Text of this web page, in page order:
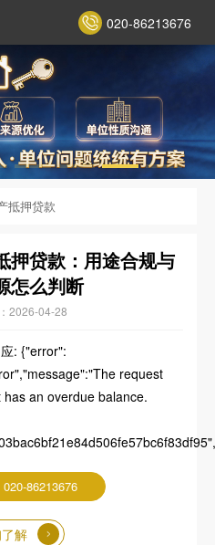
020-86213676
抵押贷款
押贷款：用途合规与
怎么判断
2026-04-28
: {"error":
request
an overdue balance.
86213676
解